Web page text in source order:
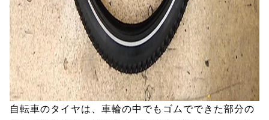
自転車のタイヤは、車輪の中でもゴムでできた部分の